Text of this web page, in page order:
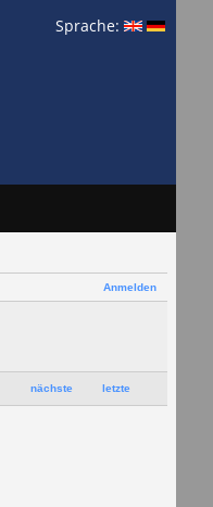
Sprache:
Anmelden
nächste letzte